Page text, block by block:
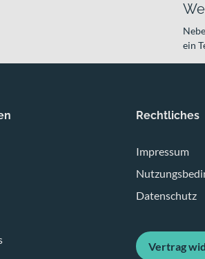
ein
Rechtliches
Impressum
Datenschutz
Vertrag